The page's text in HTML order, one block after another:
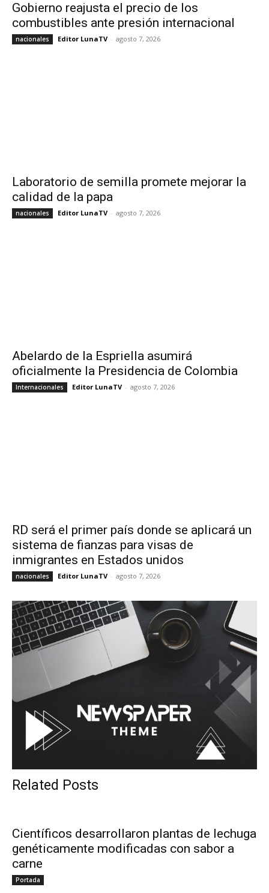
Gobierno reajusta el precio de los
combustibles ante presión internacional
nacionales Editor LunaTV - agosto 7, 2026
Laboratorio de semilla promete mejorar la
calidad de la papa
nacionales Editor LunaTV - agosto 7, 2026
Abelardo de la Espriella asumirá
oficialmente la Presidencia de Colombia
Internacionales Editor LunaTV - agosto 7, 2026
RD será el primer país donde se aplicará un
sistema de fianzas para visas de
inmigrantes en Estados unidos
nacionales Editor LunaTV - agosto 7, 2026
Related Posts
Científicos desarrollaron plantas de lechuga
genéticamente modificadas con sabor a
carne
Portada